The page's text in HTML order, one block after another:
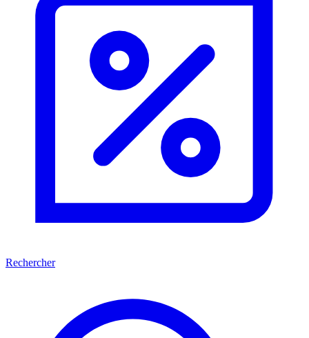
Rechercher